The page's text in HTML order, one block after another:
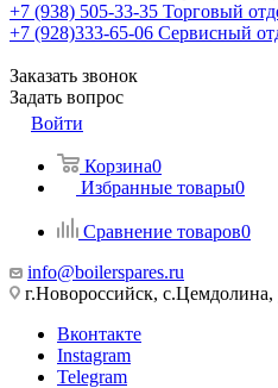
+7 (938) 505-33-35 Торговый
+7 (928)333-65-06 Сервисный
Заказать звонок
Задать вопрос
Войти
Корзина0
Избранные товары0
Сравнение товаров0
info@boilerspares.ru
г.Новороссийск,
Вконтакте
Instagram
Telegram